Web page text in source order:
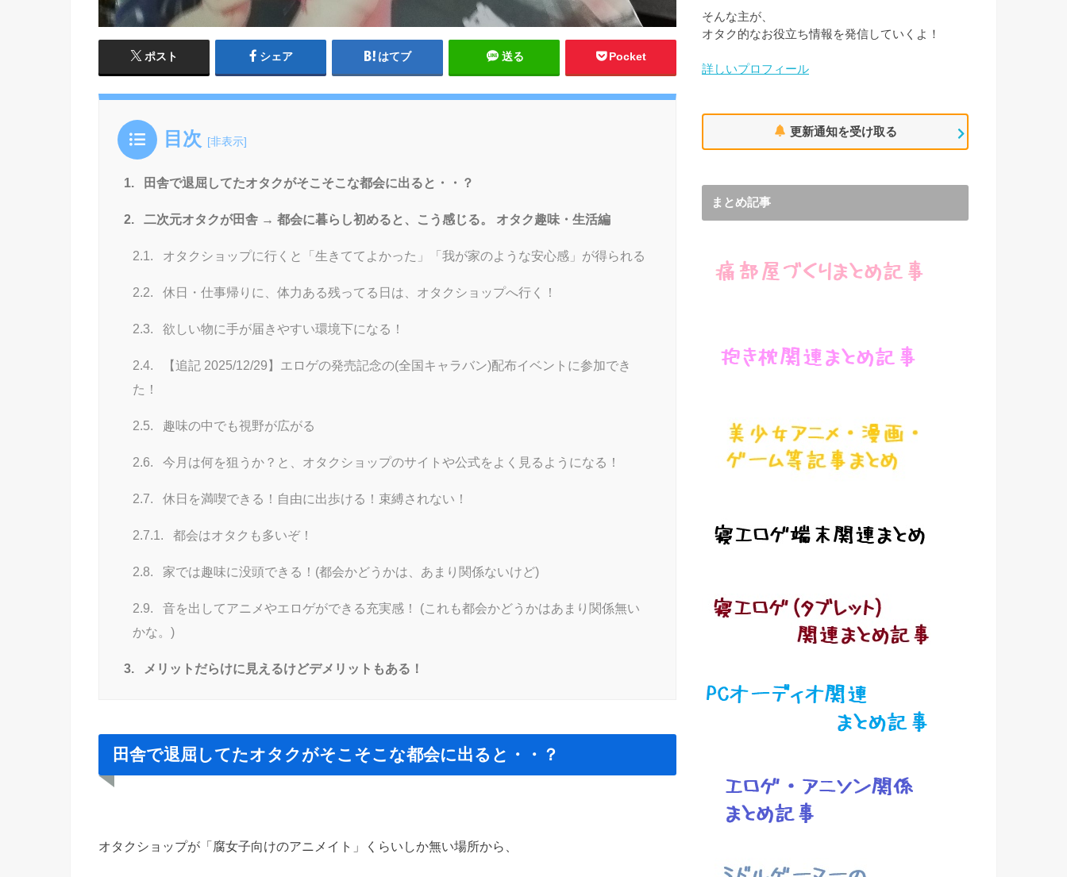
ポスト シェア はてブ 送る Pocket
目次 [非表示]
1. 田舎で退屈してたオタクがそこそこな都会に出ると・・？
2. 二次元オタクが田舎 → 都会に暮らし初めると、こう感じる。 オタク趣味・生活編
2.1. オタクショップに行くと「生きててよかった」「我が家のような安心感」が得られる
2.2. 休日・仕事帰りに、体力ある残ってる日は、オタクショップへ行く！
2.3. 欲しい物に手が届きやすい環境下になる！
2.4.
【追記 2025/12/29】エロゲの発売記念の(全国キャラバン)配布イベントに参加でき
た！
2.5. 趣味の中でも視野が広がる
2.6. 今月は何を狙うか？と、オタクショップのサイトや公式をよく見るようになる！
2.7. 休日を満喫できる！自由に出歩ける！束縛されない！
2.7.1. 都会はオタクも多いぞ！
2.8. 家では趣味に没頭できる！(都会かどうかは、あまり関係ないけど)
2.9.
音を出してアニメやエロゲができる充実感！ (これも都会かどうかはあまり関係無い
かな。)
3. メリットだらけに見えるけどデメリットもある！
田舎で退屈してたオタクがそこそこな都会に出ると・・？
オタクショップが「腐女子向けのアニメイト」くらいしか無い場所から、
そんな主が、
オタク的なお役立ち情報を発信していくよ！
詳しいプロフィール
更新通知を受け取る
まとめ記事